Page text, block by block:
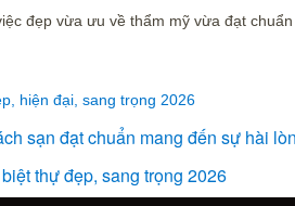
đẹp vừa ưu về thẩm mỹ vừa đạt
hiện đại, sang trọng 2026
sạn đạt chuẩn mang đến sự hài
thự đẹp, sang trọng 2026